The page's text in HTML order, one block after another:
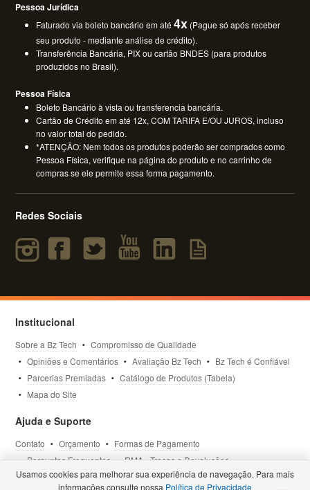
Pessoa Jurídica
Faturado via boleto bancário em até4x (Pague só após receber
seu produto - mediante análise de crédito).
Transferência Bancária, PIX ou cartão BNDES (para produtos
produzidos no Brasil).
Pessoa Física
Boleto Bancário à vista ou transferencia bancária.
Cartão de Crédito em até 12x, COM TARIFA E/OU JUROS, incluso
no valor total do pedido.
*ATENÇÃO: Nem todos os produtos poderão ser comprados como
Pessoa Física, verifique na página do produto e no carrinho de
compras se ele permite essa forma pagamento.
Redes Sociais
Institucional
Sobre a Bz Tech
Compromisso de Qualidade
Opiniões e Comentários
Avaliação Bz Tech
Bz Tech é Confiável
Parcerias Premiadas
Catálogo de Produtos (Tabela)
Mapa do Site
Ajuda e Suporte
Contato Orçamento
Formas de Pagamento
Perguntas Frequentes
RMA - Trocas e Devoluções
Política de Privacidade
Termos de Uso Site Seguro
Usamos cookies para melhorar sua experiência de navegação. Para mais
informações consulte nossa Política de Privacidade